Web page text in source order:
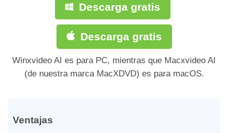
Descarga gratis
Descarga gratis
Winxvideo AI es para PC, mientras que Macxvideo AI
(de nuestra marca MacXDVD) es para macOS.
Ventajas